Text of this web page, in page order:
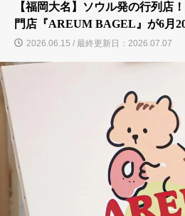
【福岡大名】ソウル発の行列店
門店『AREUM BAGEL』が6月
2026.06.15 / 最終更新日：2026.07.07